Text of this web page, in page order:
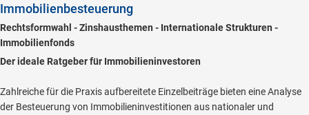
Immobilienbesteuerung
Rechtsformwahl - Zinshausthemen - Internationale Strukturen -
Immobilienfonds
Der ideale Ratgeber für Immobilieninvestoren
Zahlreiche für die Praxis aufbereitete Einzelbeiträge bieten eine Analyse
der Besteuerung von Immobilieninvestitionen aus nationaler und